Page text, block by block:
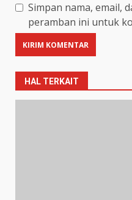
Simpan nama, email,
peramban ini untuk
HAL TERKAIT